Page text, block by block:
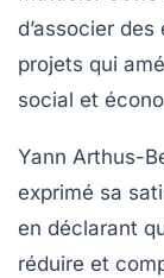
d’associer
projets qui
social et
Yann Arthus-
exprimé sa
en déclarant
réduire et